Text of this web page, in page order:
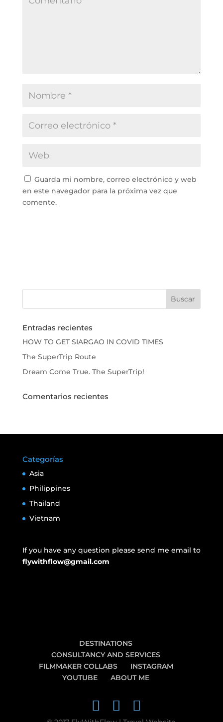
Guarda mi nombre, correo electrónico y web
en este navegador para la próxima vez que
comente.
Entradas recientes
HOW TO GET SIARGAO IN COVID TIMES
The SuperTrip Route
Dream Come True. The SuperTrip!
Comentarios recientes
Categorías
Asia
Philippines
Thailand
Vietnam
If you have any question please send me email to
flywithflow@gmail.com
DESTINATIONS
CONSULTANCY AND SERVICES
FILMMAKER COLLABS
INSTAGRAM
YOUTUBE
ABOUT ME